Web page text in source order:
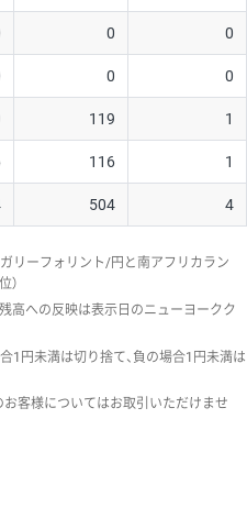
0 0
0 0
119 1
116 1
504 4
リーフォリント/円と南アフリカラン
）
高への反映は表示日のニューヨークク
1円未満は切り捨て、負の場合1円未満は
客様についてはお取引いただけませ